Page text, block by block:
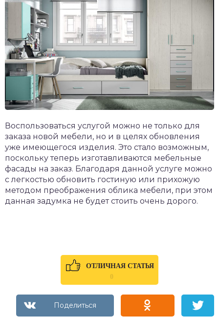
Воспользоваться услугой можно не только для
заказа новой мебели, но и в целях обновления
уже имеющегося изделия. Это стало возможным,
поскольку теперь изготавливаются мебельные
фасады на заказ. Благодаря данной услуге можно
с легкостью обновить гостиную или прихожую
методом преображения облика мебели, при этом
данная задумка не будет стоить очень дорого.
ОТЛИЧНАЯ СТАТЬЯ
0